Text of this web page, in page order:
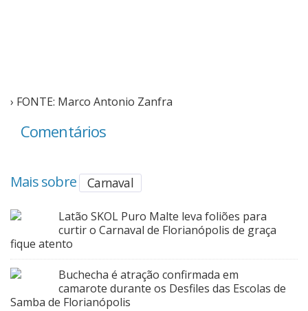
› FONTE: Marco Antonio Zanfra
Comentários
Mais sobre Carnaval
Latão SKOL Puro Malte leva foliões para
curtir o Carnaval de Florianópolis de graça
fique atento
Buchecha é atração confirmada em
camarote durante os Desfiles das Escolas de
Samba de Florianópolis